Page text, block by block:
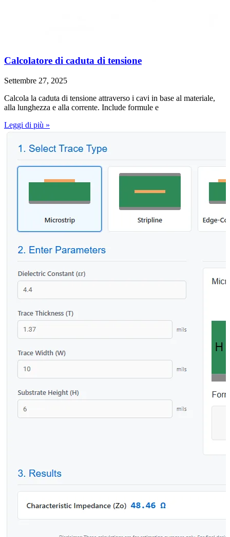
Calcolatore di caduta di tensione
Settembre 27, 2025
Calcola la caduta di tensione attraverso i cavi in base al materiale,
alla lunghezza e alla corrente. Include formule e
Leggi di più »